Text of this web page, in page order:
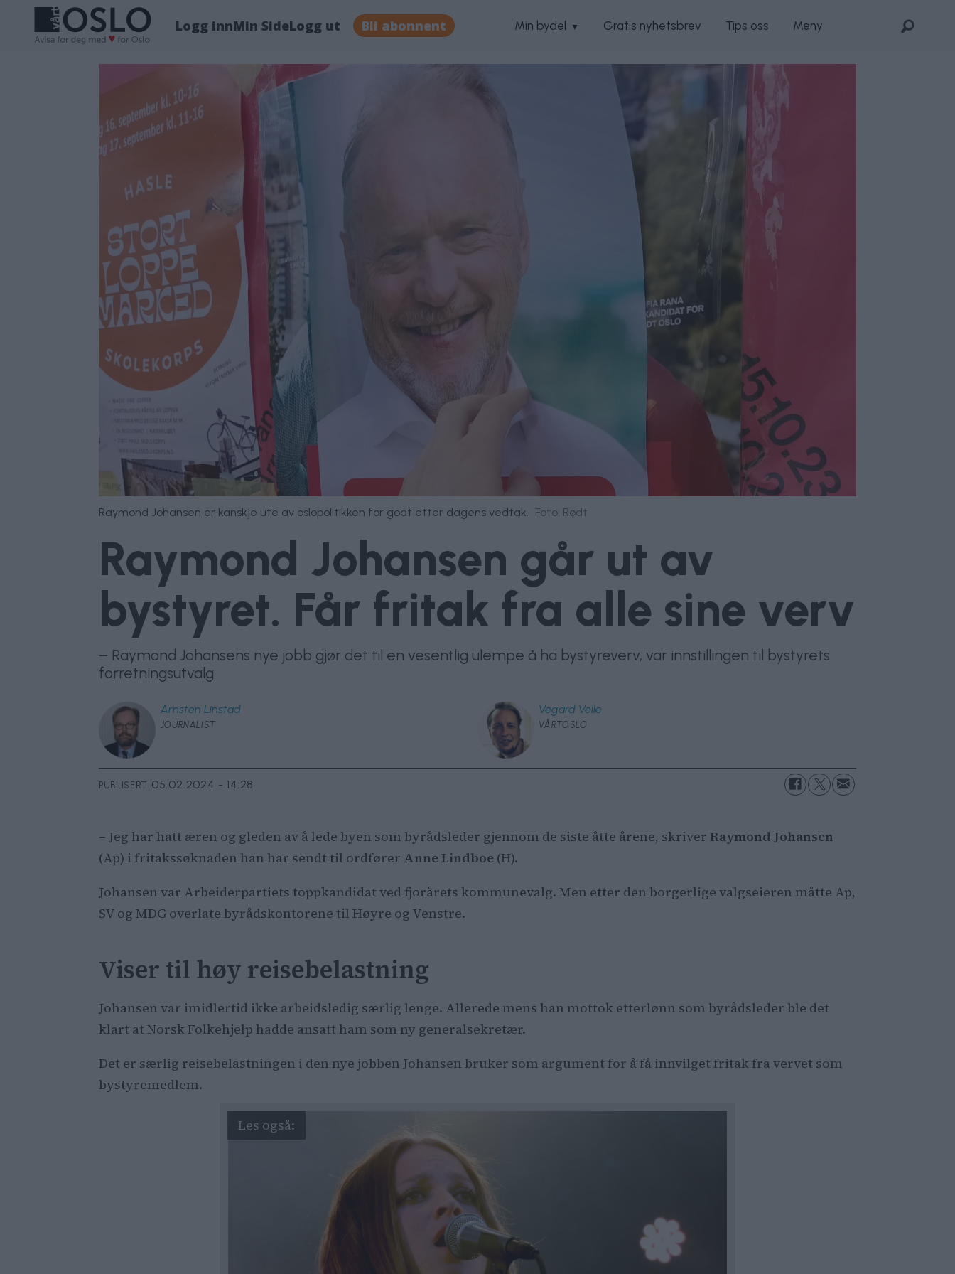
Logg innMin SideLogg ut Bli abonnent Min bydel Gratis nyhetsbrev Tips oss Meny
Raymond Johansen er kanskje ute av oslopolitikken for godt etter dagens vedtak. Foto: Rødt
Raymond Johansen går ut av
bystyret. Får fritak fra alle sine verv
– Raymond Johansens nye jobb gjør det til en vesentlig ulempe å ha bystyreverv, var innstillingen til bystyrets
forretningsutvalg.
Arnsten Linstad
JOURNALIST
Vegard Velle
VÅRTOSLO
PUBLISERT 05.02.2024 - 14:28
– Jeg har hatt æren og gleden av å lede byen som byrådsleder gjennom de siste åtte årene, skriverRaymond Johansen
(Ap) i fritakssøknaden han har sendt til ordfører Anne Lindboe (H).
Johansen var Arbeiderpartiets toppkandidat ved fjorårets kommunevalg. Men etter den borgerlige valgseieren måtte Ap,
SV og MDG overlate byrådskontorene til Høyre og Venstre.
Viser til høy reisebelastning
Johansen var imidlertid ikke arbeidsledig særlig lenge. Allerede mens han mottok etterlønn som byrådsleder ble det
klart at Norsk Folkehjelp hadde ansatt ham som ny generalsekretær.
Det er særlig reisebelastningen i den nye jobben Johansen bruker som argument for å få innvilget fritak fra vervet som
bystyremedlem.